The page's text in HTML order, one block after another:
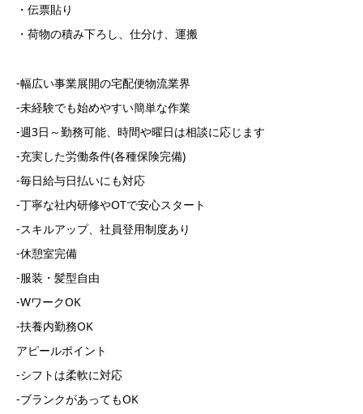
・伝票貼り
・荷物の積み下ろし、仕分け、運搬
-幅広い事業展開の宅配便物流業界
-未経験でも始めやすい簡単な作業
-週3日～勤務可能、時間や曜日は相談に応じます
-充実した労働条件(各種保険完備)
-毎日給与日払いにも対応
-丁寧な社内研修やOTで安心スタート
-スキルアップ、社員登用制度あり
-休憩室完備
-服装・髪型自由
-WワークOK
-扶養内勤務OK
アピールポイント
-シフトは柔軟に対応
-ブランクがあってもOK